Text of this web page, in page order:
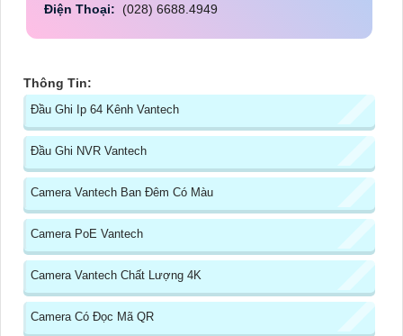
Điện Thoại:
(028) 6688.4949
Thông Tin:
Đầu Ghi Ip 64 Kênh Vantech
Đầu Ghi NVR Vantech
Camera Vantech Ban Đêm Có Màu
Camera PoE Vantech
Camera Vantech Chất Lượng 4K
Camera Có Đọc Mã QR